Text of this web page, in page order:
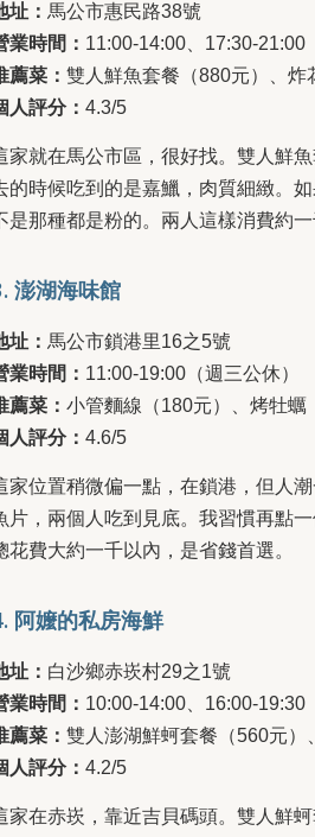
址： 馬公市惠民路38號
業時間： 11:00-14:00、17:30-21:00
薦菜： 雙人鮮魚套餐（880元）、炸
人評分： 4.3/5
家就在馬公市區，很好找。雙人鮮
的時候吃到的是嘉鱲，肉質細緻。
是那種都是粉的。兩人這樣消費約一
澎湖海味館
址： 馬公市鎖港里16之5號
業時間： 11:00-19:00（週三公休）
薦菜： 小管麵線（180元）、烤牡蠣
人評分： 4.6/5
家位置稍微偏一點，在鎖港，但人
片，兩個人吃到見底。我習慣再點
花費大約一千以內，是省錢首選。
阿嬤的私房海鮮
址： 白沙鄉赤崁村29之1號
業時間： 10:00-14:00、16:00-19:30
薦菜： 雙人澎湖鮮蚵套餐（560元）
人評分： 4.2/5
家在赤崁，靠近吉貝碼頭。雙人鮮